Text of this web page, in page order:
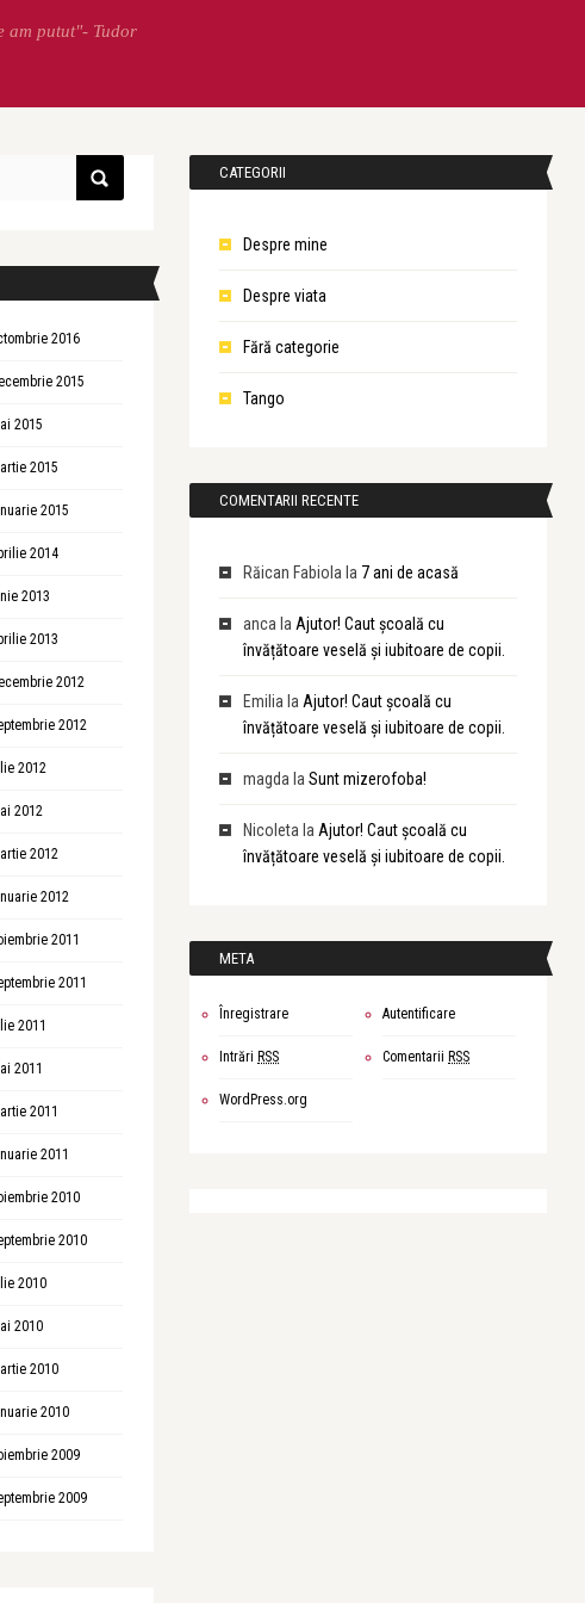
am putut"- Tudor
2016
2015
2015
2015
2015
2014
2013
2013
2012
2012
2012
2012
2012
2012
2011
2011
2011
2011
2011
2011
2010
2010
2010
2010
2010
2010
2009
2009
CATEGORII
Despre mine
Despre viata
Fără categorie
Tango
COMENTARII RECENTE
Răican Fabiola la 7 ani de acasă
anca la Ajutor! Caut școală cu
învățătoare veselă și iubitoare de copii.
Emilia la Ajutor! Caut școală cu
învățătoare veselă și iubitoare de copii.
magda la Sunt mizerofoba!
Nicoleta la Ajutor! Caut școală cu
învățătoare veselă și iubitoare de copii.
META
Înregistrare Autentificare
Intrări RSS Comentarii RSS
WordPress.org